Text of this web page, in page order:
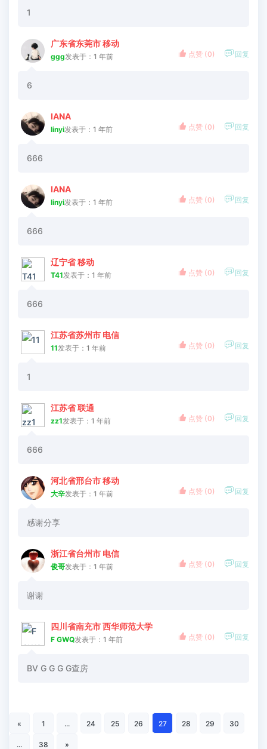
1
广东省东莞市 移动
ggg发表于：1 年前
6
 点赞 (0)  回复
IANA
linyi发表于：1 年前
666
 点赞 (0)  回复
IANA
linyi发表于：1 年前
666
 点赞 (0)  回复
辽宁省 移动
T41发表于：1 年前
666
 点赞 (0)  回复
江苏省苏州市 电信
11发表于：1 年前
1
 点赞 (0)  回复
江苏省 联通
zz1发表于：1 年前
666
 点赞 (0)  回复
河北省邢台市 移动
大辛发表于：1 年前
感谢分享
 点赞 (0)  回复
浙江省台州市 电信
俊哥发表于：1 年前
谢谢
 点赞 (0)  回复
四川省南充市 西华师范大学
F GWQ发表于：1 年前
BV G G G G查房
 点赞 (0)  回复
« 1 ... 24 25 26 27 28 29 30
... 38 »